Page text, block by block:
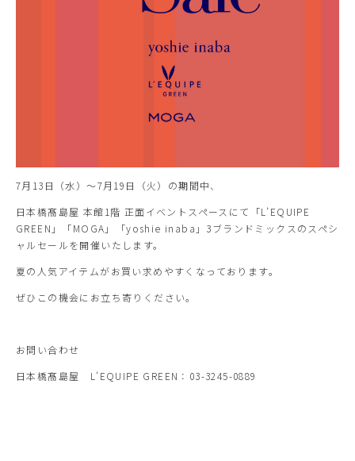
7月13日（水）～7月19日（火）の期間中、
日本橋髙島屋 本館1階 正面イベントスペースにて「L’EQUIPE
GREEN」「MOGA」「yoshie inaba」3ブランドミックスのスペシ
ャルセールを開催いたします。
夏の人気アイテムがお買い求めやすくなっております。
ぜひこの機会にお立ち寄りください。
お問い合わせ
日本橋髙島屋 L’EQUIPE GREEN：03-3245-0889